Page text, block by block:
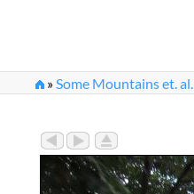
»Some Mountains et. al.